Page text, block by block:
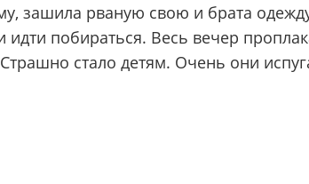
зашила рваную свою и брата
побираться. Весь вечер
стало детям. Очень они